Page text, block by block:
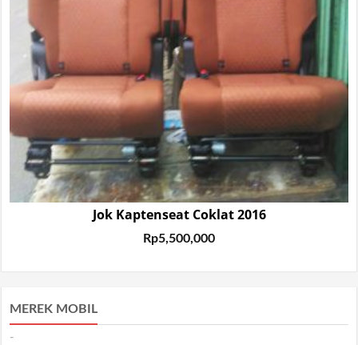
Jok Kaptenseat Coklat 2016
Rp5,500,000
MEREK MOBIL
-